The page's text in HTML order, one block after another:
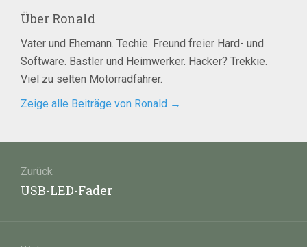
Über Ronald
Vater und Ehemann. Techie. Freund freier Hard- und
Software. Bastler und Heimwerker. Hacker? Trekkie.
Viel zu selten Motorradfahrer.
Zeige alle Beiträge von Ronald →
Zurück
Vorheriger
USB-LED-Fader